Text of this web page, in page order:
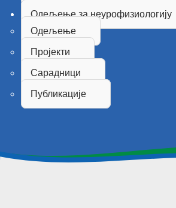
Одељење за неурофизиологију
Одељење
Пројекти
Сарадници
Публикације